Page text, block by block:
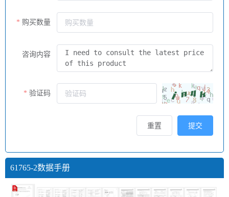
购买数量
咨询内容
验证码
提交
重置
61765-2数据手册